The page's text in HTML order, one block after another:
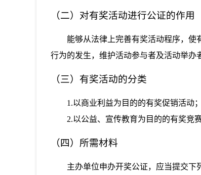
（二）对有奖活动进行公证的作用
能够从法律上完善有奖活动程序，
行为的发生，维护活动参与者及活动举办
（三）有奖活动的分类
1.以商业利益为目的的有奖促销活动；
2.以公益、宣传教育为目的的有奖竞
（四）所需材料
主办单位申办开奖公证，应当提交下